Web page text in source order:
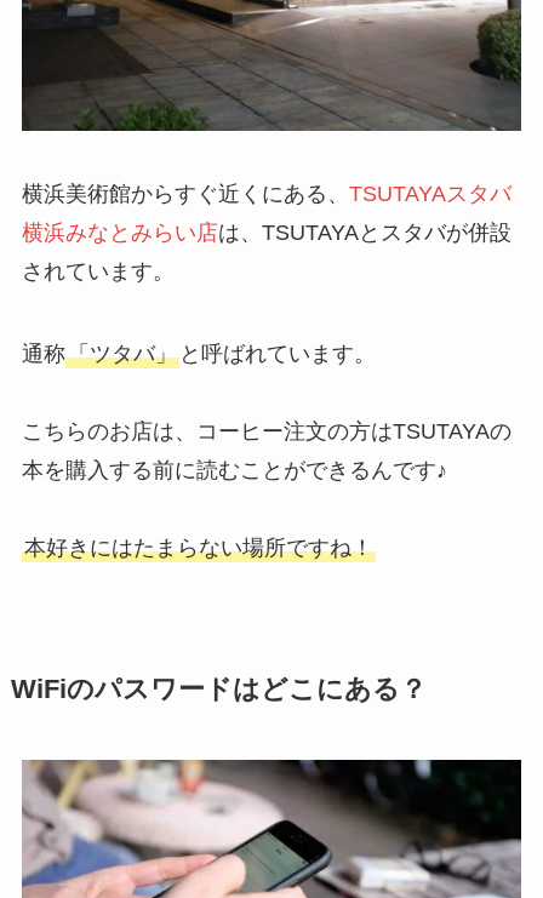
横浜美術館からすぐ近くにある、 TSUTAYAスタバ
横浜みなとみらい店は、TSUTAYAとスタバが併設
されています。
通称「ツタバ」と呼ばれています。
こちらのお店は、コーヒー注文の方はTSUTAYAの
本を購入する前に読むことができるんです♪
本好きにはたまらない場所ですね！
WiFiのパスワードはどこにある？